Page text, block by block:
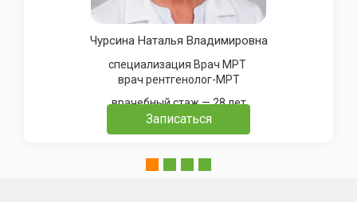
Чурсина Наталья Владимировна
специализация Врач МРТ
врач рентгенолог-МРТ
врачебный стаж — 28 лет
Записаться